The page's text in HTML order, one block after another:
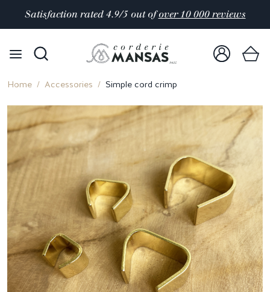
Satisfaction rated 4.9/5 out ofover 10 000 reviews
Home Accessories Simple cord crimp